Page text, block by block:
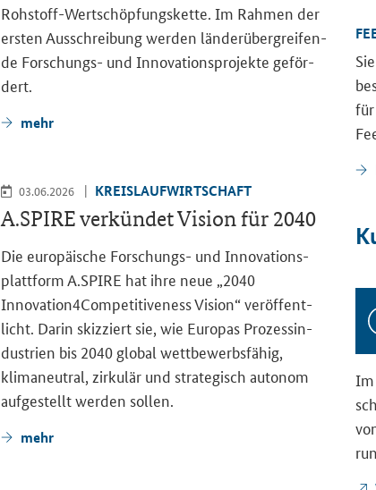
Rohstoff-​Wertschöpfungskette. Im Rah­men der
ers­ten Aus­schrei­bung wer­den län­der­über­grei­fen­
de Forschungs-​ und In­no­va­ti­ons­pro­jek­te ge­för­
dert.
mehr
03.06.2026 KREIS­LAUF­WIRT­SCHAFT
A.SPIRE ver­kün­det Vi­si­on für 2040
Die eu­ro­päi­sche Forschungs-​ und In­no­va­ti­ons­
platt­form A.SPIRE hat ihre neue „ 2040
Innovation4Competitiveness Vision“ ver­öf­fent­
licht. Darin skiz­ziert sie, wie Eu­ro­pas Pro­zes­s­in­
dus­trien bis 2040 glo­bal wett­be­werbs­fä­hig,
klima­neu­tral, zir­ku­lär und stra­te­gisch au­to­nom
auf­ge­stellt wer­den sol­len.
mehr
Im